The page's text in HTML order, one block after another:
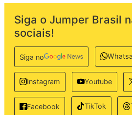
Siga o Jumper Brasil
sociais!
Siga no
Instagram Youtube
Facebook TikTok